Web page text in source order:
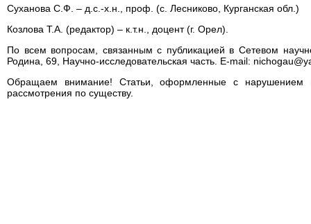
Суханова С.Ф. – д.с.-х.н., проф. (с. Лесниково, Курганская обл.)
Козлова Т.А. (редактор) – к.т.н., доцент (г. Орел).
По всем вопросам, связанным с публикацией в Сетевом
Родина, 69, Научно-исследовательская часть. E-mail:
Обращаем внимание! Статьи, оформленные с нарушением
рассмотрения по существу.